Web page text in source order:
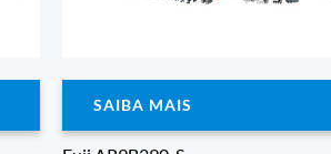
SAIBA MAIS